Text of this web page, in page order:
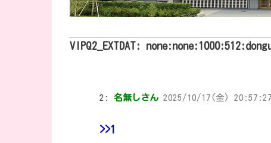
VIPQ2_EXTDAT:
2: 名無しさん 2025/10/17(金)
>>1